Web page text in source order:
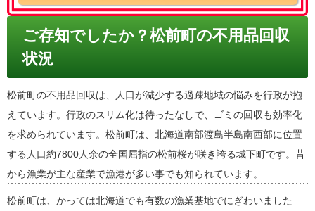
ご存知でしたか？松前町の不用品回収
状況
松前町の不用品回収は、人口が減少する過疎地域の悩みを行政が抱
えています。行政のスリム化は待ったなしで、ゴミの回収も効率化
を求められています。松前町は、北海道南部渡島半島南西部に位置
する人口約7800人余の全国屈指の松前桜が咲き誇る城下町です。昔
から漁業が主な産業で漁港が多い事でも知られています。
松前町は、かっては北海道でも有数の漁業基地でにぎわいました